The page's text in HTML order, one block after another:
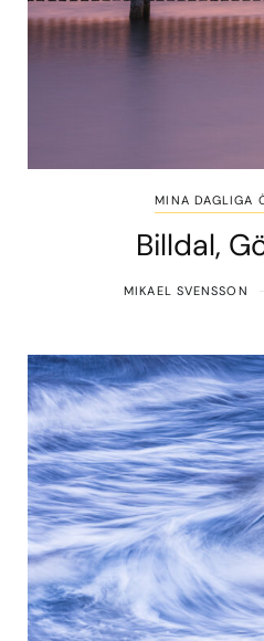
MINA DAGLIGA
Billdal,
MIKAEL SVENSSON